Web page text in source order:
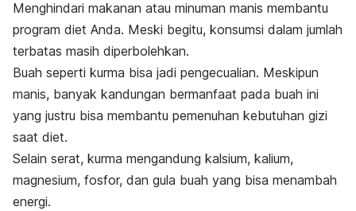
Menghindari makanan atau minuman manis membantu
program diet Anda. Meski begitu, konsumsi dalam jumlah
terbatas masih diperbolehkan.
Buah seperti kurma bisa jadi pengecualian. Meskipun
manis, banyak kandungan bermanfaat pada buah ini
yang justru bisa membantu pemenuhan kebutuhan gizi
saat diet.
Selain serat, kurma mengandung kalsium, kalium,
magnesium, fosfor, dan gula buah yang bisa menambah
energi.